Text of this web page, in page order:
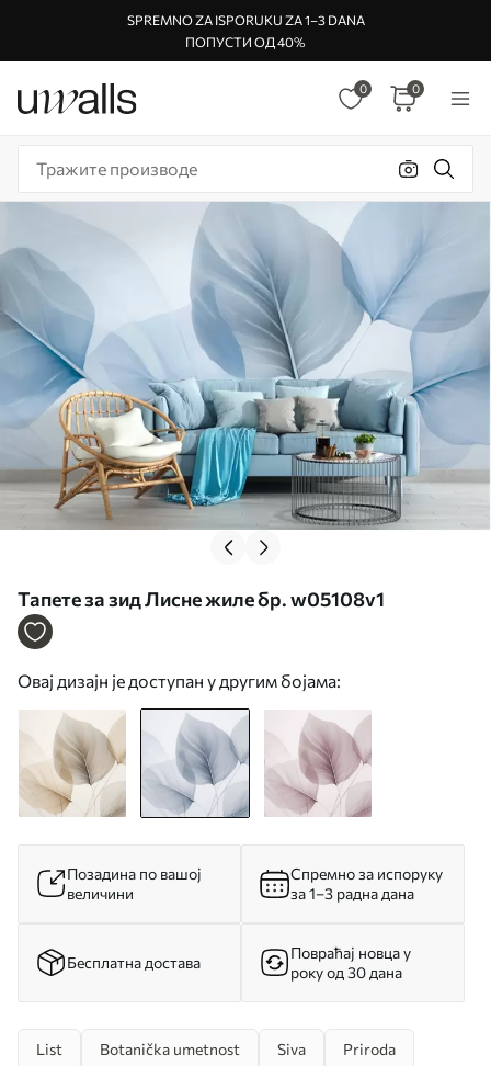
SPREMNO ZA ISPORUKU ZA 1–3 DANA
ПОПУСТИ ОД 40%
0 0
Тапете за зид Лисне жиле бр. w05108v1
Овај дизајн је доступан у другим бојама:
Позадина по вашој
величини
Спремно за испоруку
за 1–3 радна дана
Бесплатна достава
Повраћај новца у
року од 30 дана
List Botanička umetnost Siva Priroda